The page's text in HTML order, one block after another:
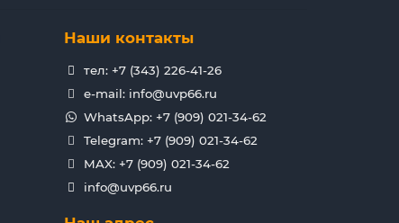
Наши контакты
тел: +7 (343) 226-41-26
e-mail: info@uvp66.ru
WhatsApp: +7 (909) 021-34-62
Telegram: +7 (909) 021-34-62
MAX: +7 (909) 021-34-62
info@uvp66.ru